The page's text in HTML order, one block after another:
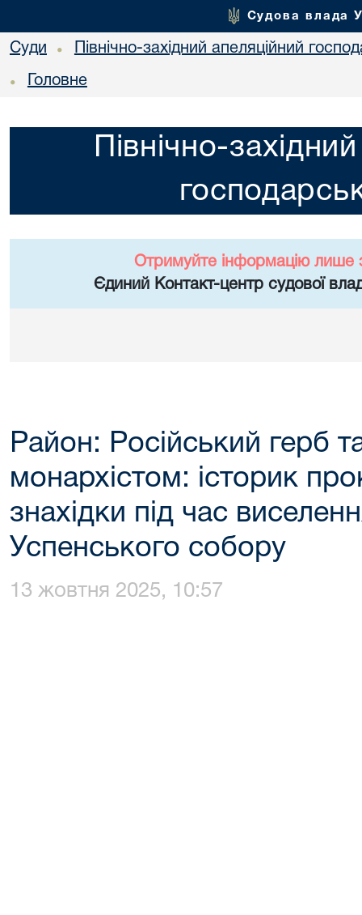
Судова влада
Суди • Північно-західний апеляційний
• Головне
Північно-
Отримуйте інформацію лише
Єдиний Контакт-центр судової
Район: Російський герб
монархістом: історик
знахідки під час
Успенського собору
13 жовтня 2025, 10:57